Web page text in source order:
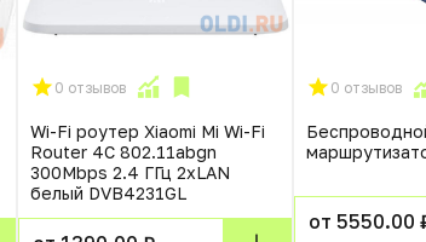
0 отзывов
Wi-Fi роутер Xiaomi Mi Wi-Fi
Router 4C 802.11abgn
300Mbps 2.4 ГГц 2xLAN
белый DVB4231GL
0 отзывов
от 5550.00